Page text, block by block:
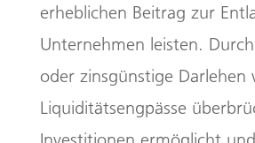
erheblichen Beitrag zur
Unternehmen leisten. Durch
oder zinsgünstige Darlehen
Liquiditätsengpässe